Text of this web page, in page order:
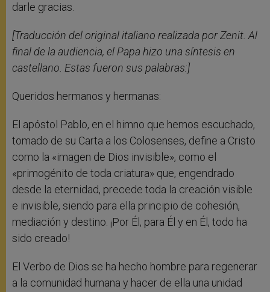
darle gracias.
[Traducción del original italiano realizada por Zenit. Al
final de la audiencia, el Papa hizo una síntesis en
castellano. Estas fueron sus palabras:]
Queridos hermanos y hermanas:
El apóstol Pablo, en el himno que hemos escuchado,
tomado de su Carta a los Colosenses, define a Cristo
como la «imagen de Dios invisible», como el
«primogénito de toda criatura» que, engendrado
desde la eternidad, precede toda la creación visible
e invisible, siendo para ella principio de cohesión,
mediación y destino. ¡Por Él, para Él y en Él, todo ha
sido creado!
El Verbo de Dios se ha hecho hombre para regenerar
a la comunidad humana y hacer de ella una unidad